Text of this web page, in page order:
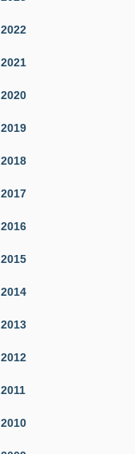
2022
2021
2020
2019
2018
2017
2016
2015
2014
2013
2012
2011
2010